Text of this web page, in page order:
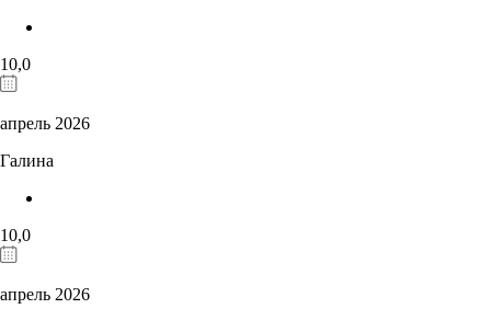
10,0
апрель 2026
Галина
10,0
апрель 2026